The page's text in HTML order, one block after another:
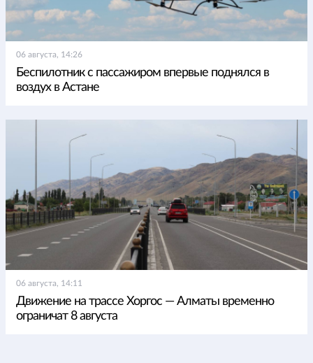
06 августа, 14:26
Беспилотник с пассажиром впервые поднялся в
воздух в Астане
06 августа, 14:11
Движение на трассе Хоргос — Алматы временно
ограничат 8 августа